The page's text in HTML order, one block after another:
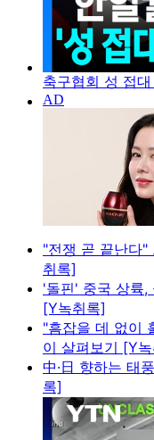
축구협회 성 접
"전쟁 곧 끝난다"
취록]
'돌핀' 중국 상륙,
[Y녹취록]
"흠잡을 데 없이
이 살펴보기 [Y
中·日 향하는 태
록]